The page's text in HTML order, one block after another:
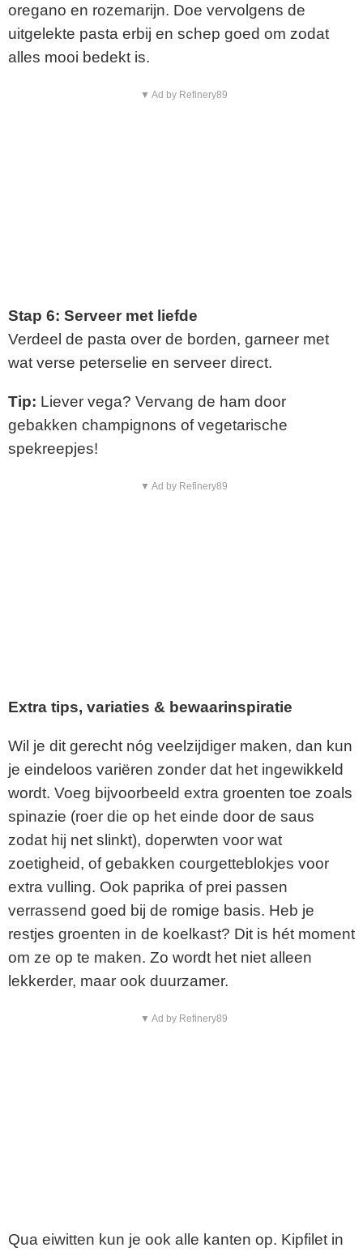
oregano en rozemarijn. Doe vervolgens de
uitgelekte pasta erbij en schep goed om zodat
alles mooi bedekt is.
▼ Ad by Refinery89
Stap 6: Serveer met liefde
Verdeel de pasta over de borden, garneer met
wat verse peterselie en serveer direct.
Tip: Liever vega? Vervang de ham door
gebakken champignons of vegetarische
spekreepjes!
▼ Ad by Refinery89
Extra tips, variaties & bewaarinspiratie
Wil je dit gerecht nóg veelzijdiger maken, dan kun
je eindeloos variëren zonder dat het ingewikkeld
wordt. Voeg bijvoorbeeld extra groenten toe zoals
spinazie (roer die op het einde door de saus
zodat hij net slinkt), doperwten voor wat
zoetigheid, of gebakken courgetteblokjes voor
extra vulling. Ook paprika of prei passen
verrassend goed bij de romige basis. Heb je
restjes groenten in de koelkast? Dit is hét moment
om ze op te maken. Zo wordt het niet alleen
lekkerder, maar ook duurzamer.
▼ Ad by Refinery89
Qua eiwitten kun je ook alle kanten op. Kipfilet in